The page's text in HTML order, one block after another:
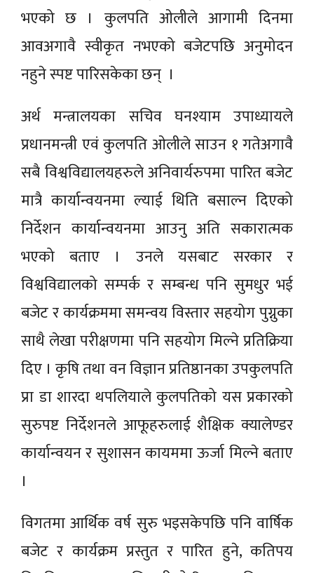
भएको छ । कुलपति ओलीले आगामी दिनमा
आवअगावै स्वीकृत नभएको बजेटपछि अनुमोदन
नहुने स्पष्ट पारिसकेका छन् ।
अर्थ मन्त्रालयका सचिव घनश्याम उपाध्यायले
प्रधानमन्त्री एवं कुलपति ओलीले साउन १ गतेअगावै
सबै विश्वविद्यालयहरुले अनिवार्यरुपमा पारित बजेट
मात्रै कार्यान्वयनमा ल्याई थिति बसाल्न दिएको
निर्देशन कार्यान्वयनमा आउनु अति सकारात्मक
भएको बताए । उनले यसबाट सरकार र
विश्वविद्यालको सम्पर्क र सम्बन्ध पनि सुमधुर भई
बजेट र कार्यक्रममा समन्वय विस्तार सहयोग पुग्नुका
साथै लेखा परीक्षणमा पनि सहयोग मिल्ने प्रतिक्रिया
दिए । कृषि तथा वन विज्ञान प्रतिष्ठानका उपकुलपति
प्रा डा शारदा थपलियाले कुलपतिको यस प्रकारको
सुरुपष्ट निर्देशनले आफूहरुलाई शैक्षिक क्यालेण्डर
कार्यान्वयन र सुशासन कायममा ऊर्जा मिल्ने बताए
।
विगतमा आर्थिक वर्ष सुरु भइसकेपछि पनि वार्षिक
बजेट र कार्यक्रम प्रस्तुत र पारित हुने, कतिपय